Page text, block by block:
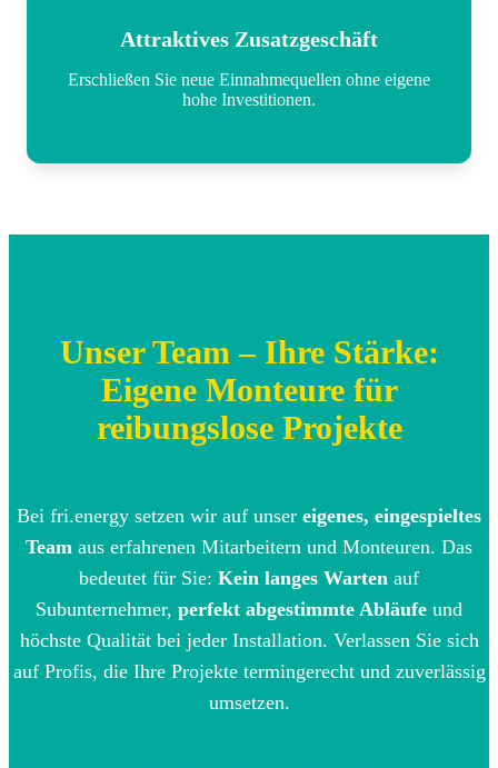
Attraktives Zusatzgeschäft
Erschließen Sie neue Einnahmequellen ohne eigene
hohe Investitionen.
Unser Team – Ihre Stärke:
Eigene Monteure für
reibungslose Projekte
Bei fri.energy setzen wir auf unser eigenes, eingespieltes
Team aus erfahrenen Mitarbeitern und Monteuren. Das
bedeutet für Sie: Kein langes Warten auf
Subunternehmer, perfekt abgestimmte Abläufe und
höchste Qualität bei jeder Installation. Verlassen Sie sich
auf Profis, die Ihre Projekte termingerecht und zuverlässig
umsetzen.